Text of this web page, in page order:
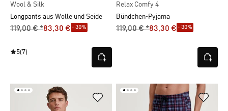
Wool & Silk
Longpants aus Wolle und Seide
119,00 € *83,30 € - 30%
5(7)
Relax Comfy 4
Bündchen-Pyjama
119,00 € *83,30 € - 30%